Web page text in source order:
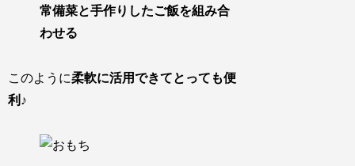
常備菜と手作りしたご飯を組み合
わせる
このように柔軟に活用できてとっても便
利 ♪